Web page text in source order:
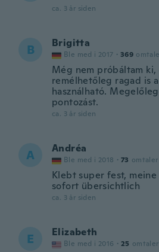
ca. 3 år siden
B Brigitta
Ble med i 2017 · 369
Még nem próbáltam
remélhetőleg ragad is
használható.
pontozást.
ca. 3 år siden
A Andréa
Ble med i 2018 · 73 omtaler
Klebt super fest,
sofort übersichtlich
ca. 3 år siden
E Elizabeth
Ble med i 2016 · 25 omtaler